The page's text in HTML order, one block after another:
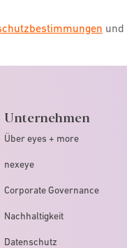
und
Unternehmen
Über eyes + more
nexeye
Corporate Governance
Nachhaltigkeit
Datenschutz